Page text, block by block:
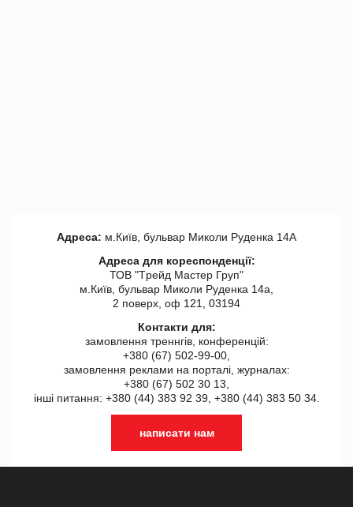
Адреса: м.Київ, бульвар Миколи Руденка 14А
Адреса для кореспонденції:
ТОВ "Tрейд Мастер Груп"
м.Київ, бульвар Миколи Руденка 14а,
2 поверх, оф 121, 03194
Контакти для:
замовлення треннгів, конференцій:
+380 (67) 502-99-00,
замовлення реклами на порталі, журналах:
+380 (67) 502 30 13,
інші питання: +380 (44) 383 92 39, +380 (44) 383 50 34.
написати нам